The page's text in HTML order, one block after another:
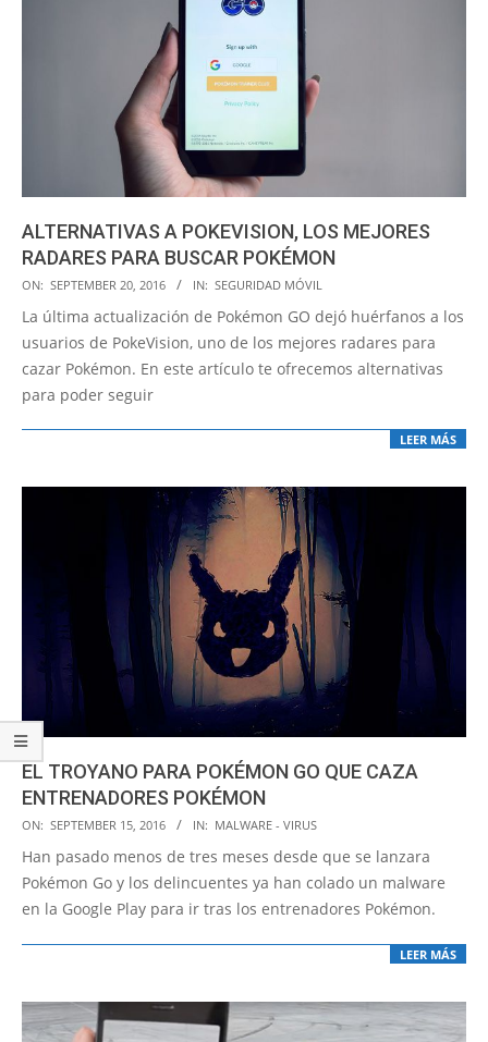
ALTERNATIVAS A POKEVISION, LOS MEJORES
RADARES PARA BUSCAR POKÉMON
2016-
09-
ON: SEPTEMBER 20, 2016 IN: SEGURIDAD MÓVIL
La última actualización de Pokémon GO dejó huérfanos a los
usuarios de PokeVision, uno de los mejores radares para
cazar Pokémon. En este artículo te ofrecemos alternativas
para poder seguir
LEER MÁS
EL TROYANO PARA POKÉMON GO QUE CAZA
ENTRENADORES POKÉMON
2016-
09-
15
ON: SEPTEMBER 15, 2016 IN: MALWARE - VIRUS
Han pasado menos de tres meses desde que se lanzara
Pokémon Go y los delincuentes ya han colado un malware
en la Google Play para ir tras los entrenadores Pokémon.
LEER MÁS